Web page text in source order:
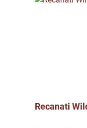
Recanati